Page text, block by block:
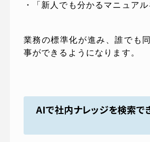
・「新人でも分かるマニュアル
業務の標準化が進み、誰でも
事ができるようになります。
AIで社内ナレッジを検索で